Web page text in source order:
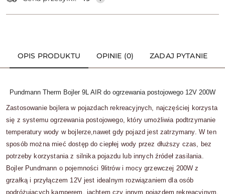
OPIS PRODUKTU OPINIE (0) ZADAJ PYTANIE
Pundmann Therm Bojler 9L AIR do ogrzewania postojowego 12V 200W
Zastosowanie bojlera w pojazdach rekreacyjnych, najczęściej korzysta
się z systemu ogrzewania postojowego, który umożliwia podtrzymanie
temperatury wody w bojlerze,nawet gdy pojazd jest zatrzymany. W ten
sposób można mieć dostęp do ciepłej wody przez dłuższy czas, bez
potrzeby korzystania z silnika pojazdu lub innych źródeł zasilania.
Bojler Pundmann o pojemności 9litrów i mocy grzewczej 200W z
grzałką i przyłączem 12V jest idealnym rozwiązaniem dla osób
podróżujących kamperem, jachtem czy innym pojazdem rekreacyjnym,